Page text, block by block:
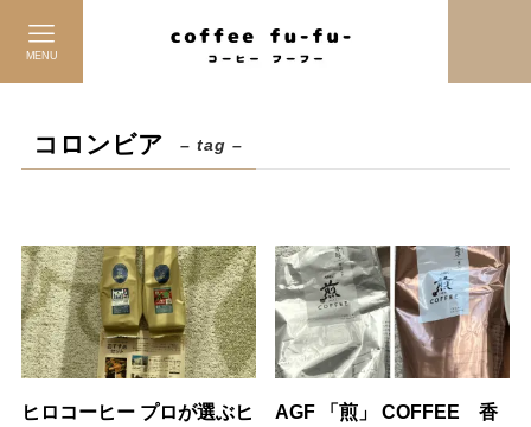
MENU
コロンビア – tag –
ヒロコーヒー プロが選ぶヒ
AGF 「煎」 COFFEE 香